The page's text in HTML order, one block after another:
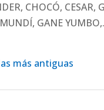
CHOCÓ, CESAR,
GANE
más antiguas